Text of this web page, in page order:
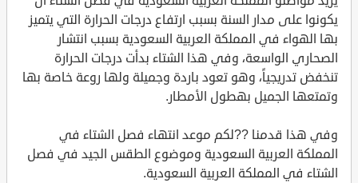
يكونوا على مدار السنة بسبب ارتفاع درجات الحرارة التي يتميز
بها الهواء في المملكة العربية السعودية بسبب انتشار
الصحاري الواسعة، وفي هذا الشتاء بدأت درجات الحرارة
تنخفض تدريجياً، وهو تعود باردة وجميلة ولها روعة خاصة بها
وتمتعها الجميل بهطول الأمطار.
وفي هذا قدمنا ??لكم موعد انتهاء فصل الشتاء في
المملكة العربية السعودية وموضوع الطقس الجيد في فصل
الشتاء في المملكة العربية السعودية.